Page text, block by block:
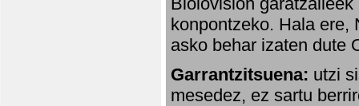
konpontzeko. Hala ere,
asko behar izaten dute
Garrantzitsuena: utzi
mesedez, ez sartu